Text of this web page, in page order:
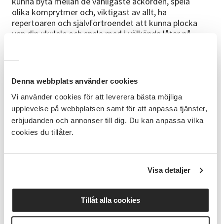
Denna webbplats använder cookies
Vi använder cookies för att leverera bästa möjliga
upplevelse på webbplatsen samt för att anpassa tjänster,
erbjudanden och annonser till dig. Du kan anpassa vilka
cookies du tillåter.
Visa detaljer
Tillåt alla cookies
olika komprytmer och, viktigast av allt, ha
repertoaren och självförtroendet att kunna plocka
upp din ukulele och spela med i välkända låtar på
Vi bygger din kunskap steg för steg på ett
pedagogiskt och roligt sätt. Du kommer att lära dig:
✅ De grundläggande ackorden som är nyckeln till
tusentals låtar.
✅ Enkla och användbara komprytmer som får det att
✅ Hur man byter smidigt mellan ackord för att få
✅ Spela flera kända och älskade låtar från olika
genrer.
man missa ett kurstillfälle. Inga problem! Som en